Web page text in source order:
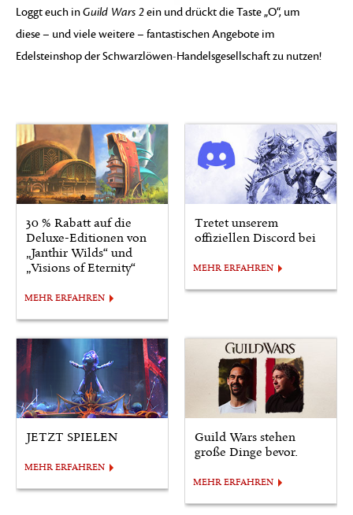
Loggt euch inGuild Wars 2ein und drückt die Taste „O“, um
diese – und viele weitere – fantastischen Angebote im
Edelsteinshop der Schwarzlöwen-Handelsgesellschaft zu nutzen!
30 % Rabatt auf die
Deluxe-Editionen von
„Janthir Wilds“ und
„Visions of Eternity“
MEHR ERFAHREN
Tretet unserem
offiziellen Discord bei
MEHR ERFAHREN
JETZT SPIELEN
MEHR ERFAHREN
Guild Wars stehen
große Dinge bevor.
MEHR ERFAHREN